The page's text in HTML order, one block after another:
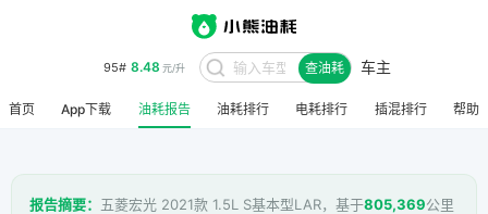
95# 8.48 元/升 查油耗 车主
首页 App下载 油耗报告 油耗排行 电耗排行 插混排行 帮助
报告摘要： 五菱宏光 2021款 1.5L S基本型LAR，基于805,369公里